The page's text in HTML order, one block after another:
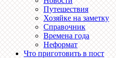
Путешествия
Хозяйке на заметку
Справочник
Времена года
Неформат
Что приготовить в пост